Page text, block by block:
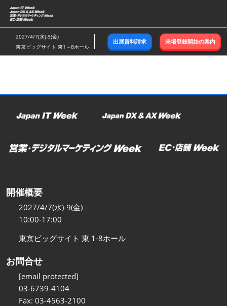
ス
キ
ッ
し
む
2027/4/7(水)-9(金)
東京ビッグサイト 東1～8ホール
出展資料請求 来場登録開始の案内
開催概要
2027/4/7(水)-9(金)
10:00-17:00
東京ビッグサイト 東 1-8ホール
お問合せ
[email protected]
03-6739-4104
Fax: 03-4563-2100